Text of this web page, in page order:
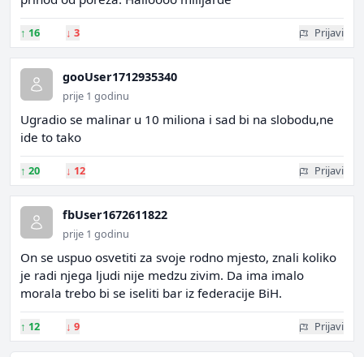
↑ 16 ↓ 3 Prijavi
gooUser1712935340
prije 1 godinu
Ugradio se malinar u 10 miliona i sad bi na slobodu,ne
ide to tako
↑ 20 ↓ 12 Prijavi
fbUser1672611822
prije 1 godinu
On se uspuo osvetiti za svoje rodno mjesto, znali koliko
je radi njega ljudi nije medzu zivim. Da ima imalo
morala trebo bi se iseliti bar iz federacije BiH.
↑ 12 ↓ 9 Prijavi